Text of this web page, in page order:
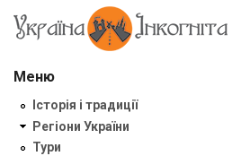
Меню
Історія і традиції
Регіони України
Тури